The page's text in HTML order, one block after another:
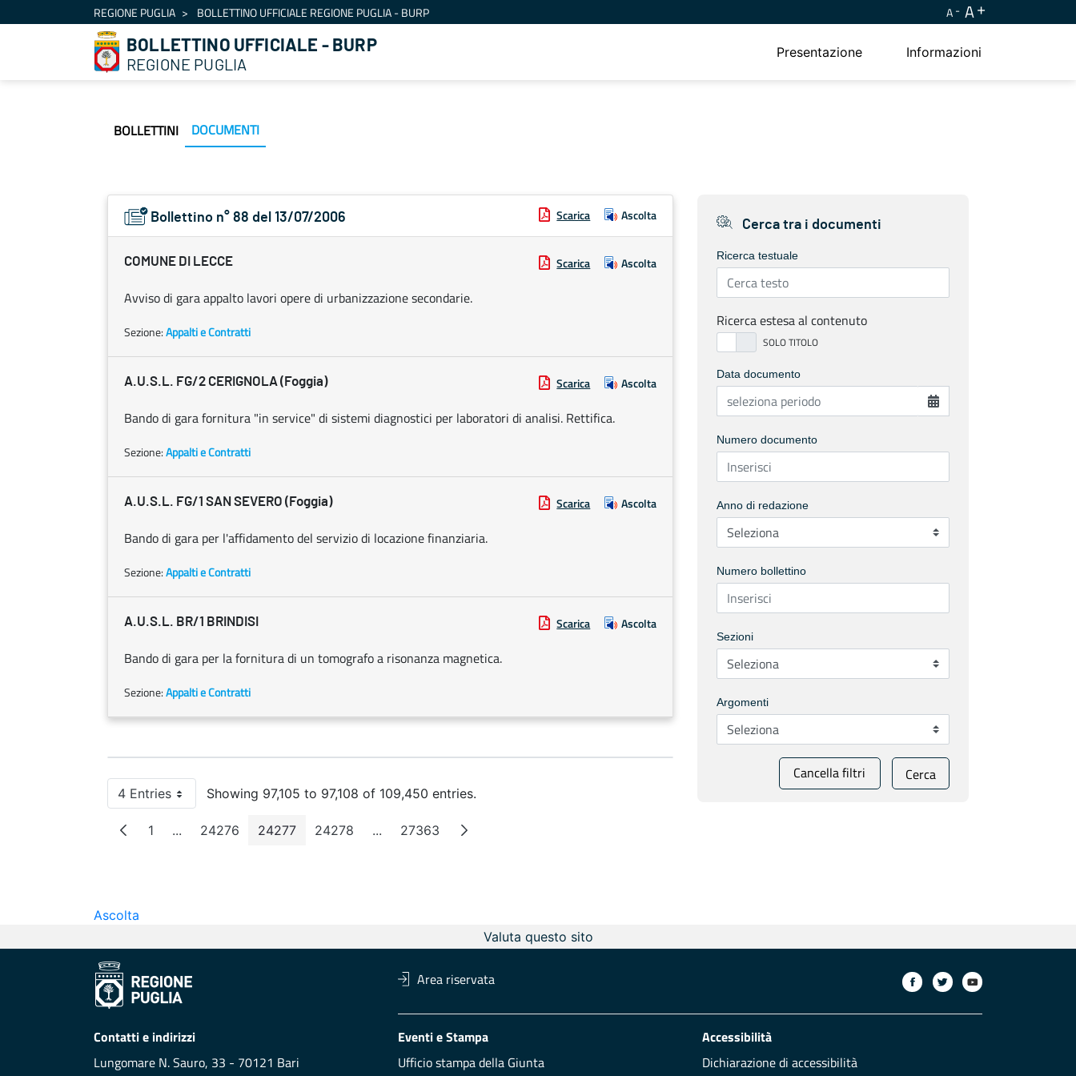
Skip to ContentREGIONE PUGLIA BOLLETTINO UFFICIALE REGIONE PUGLIA - BURP A A
BOLLETTINO UFFICIALE - BURP
REGIONE PUGLIA
Presentazione Informazioni
BOLLETTINI DOCUMENTI
Bollettino n° 88 del 13/07/2006 Scarica Ascolta
COMUNE DI LECCE Scarica Ascolta
Avviso di gara appalto lavori opere di urbanizzazione secondarie.
Sezione:Appalti e Contratti
A.U.S.L. FG/2 CERIGNOLA (Foggia) Scarica Ascolta
Bando di gara fornitura "in service" di sistemi diagnostici per laboratori di analisi. Rettifica.
Sezione:Appalti e Contratti
A.U.S.L. FG/1 SAN SEVERO (Foggia) Scarica Ascolta
Bando di gara per l'affidamento del servizio di locazione finanziaria.
Sezione:Appalti e Contratti
A.U.S.L. BR/1 BRINDISI Scarica Ascolta
Bando di gara per la fornitura di un tomografo a risonanza magnetica.
Sezione:Appalti e Contratti
4 EntriesPer PageShowing 97,105 to 97,108 of 109,450 entries.
Page
1 ...Intermediate Pages
Page
24276 Page
24277 Page
24278 ...Intermediate Pages
Page
27363
Cerca tra i documenti
Ricerca testuale
Ricerca estesa al contenuto
Data documento
Numero documento
Anno di redazione
Numero bollettino
Sezioni
Argomenti
Cancella filtri Cerca
Ascolta
Valuta questo sito
Area riservata
Contatti e indirizzi
Lungomare N. Sauro, 33 - 70121 Bari
Eventi e Stampa
Ufficio stampa della Giunta
Accessibilità
Dichiarazione di accessibilità